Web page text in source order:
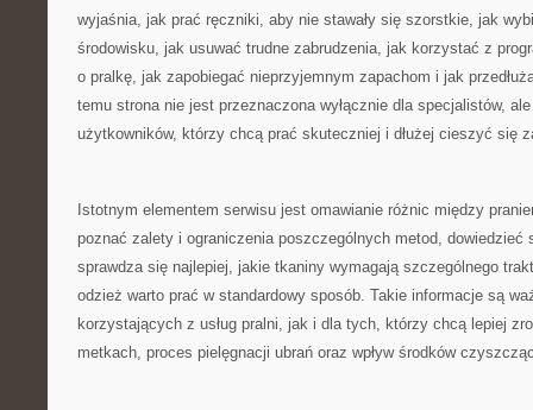
wyjaśnia, jak prać ręczniki, aby nie stawały się szorstkie, jak
środowisku, jak usuwać trudne zabrudzenia, jak korzystać z
o pralkę, jak zapobiegać nieprzyjemnym zapachom i jak
temu strona nie jest przeznaczona wyłącznie dla specjalistów,
użytkowników, którzy chcą prać skuteczniej i dłużej cieszyć się
Istotnym elementem serwisu jest omawianie różnic między
poznać zalety i ograniczenia poszczególnych metod, dowiedzieć
sprawdza się najlepiej, jakie tkaniny wymagają szczególnego
odzież warto prać w standardowy sposób. Takie informacje są
korzystających z usług pralni, jak i dla tych, którzy chcą lepiej
metkach, proces pielęgnacji ubrań oraz wpływ środków